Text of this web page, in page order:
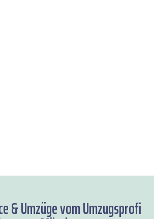
& Umzüge vom Umzugsprofi